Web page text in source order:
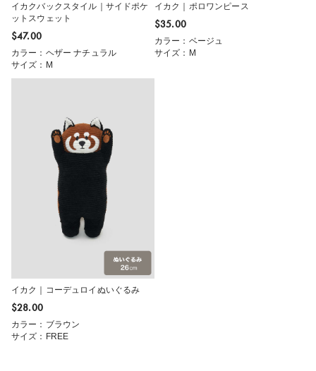
イカクバックスタイル｜サイドポケ
ットスウェット
$‌47.00
カラー：ヘザー ナチュラル
サイズ：M
イカク｜ポロワンピース
$‌35.00
カラー：ベージュ
サイズ：M
イカク｜コーデュロイぬいぐるみ
$‌28.00
カラー：ブラウン
サイズ：FREE